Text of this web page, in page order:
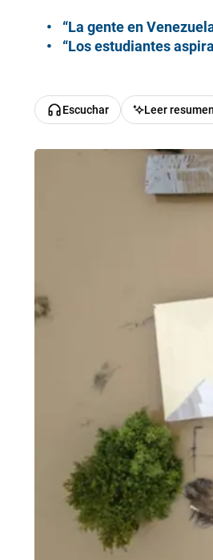
“La gente en
“Los estudiantes
Escuchar Leer resumen